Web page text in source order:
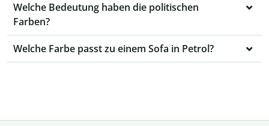
Welche Bedeutung haben die politischen
Farben?
Welche Farbe passt zu einem Sofa in Petrol?